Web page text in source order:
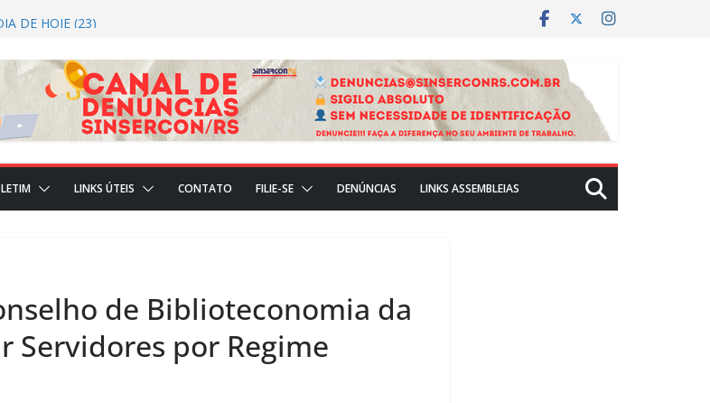
Técnicos Industriais
DE HOJE (23)
LINKS ÚTEIS CONTATO FILIE-SE DENÚNCIAS LINKS ASSEMBLEIAS
de Biblioteconomia da
Servidores por Regime